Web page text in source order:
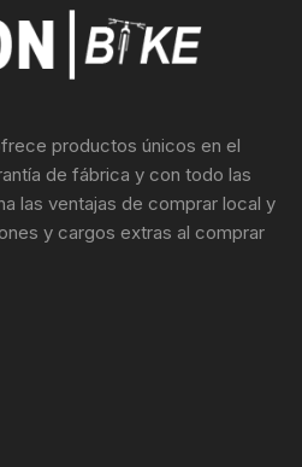
productos únicos en el
de fábrica y con todo las
las ventajas de comprar local y
y cargos extras al comprar